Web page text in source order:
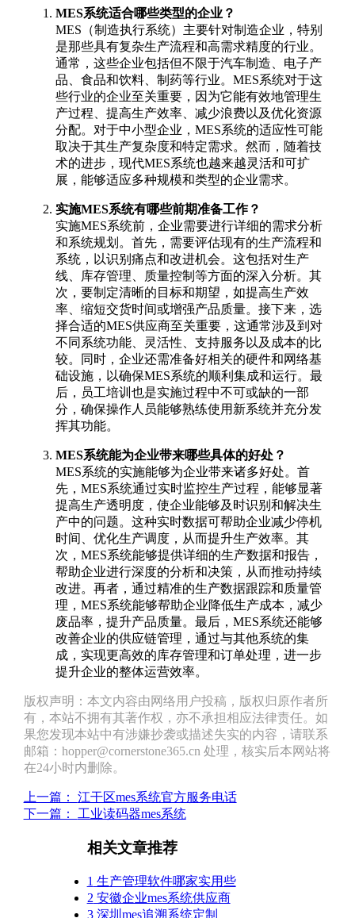
MES系统适合哪些类型的企业？
MES（制造执行系统）主要针对制造企业，特别
是那些具有复杂生产流程和高需求精度的行业。
通常，这些企业包括但不限于汽车制造、电子产
品、食品和饮料、制药等行业。MES系统对于这
些行业的企业至关重要，因为它能有效地管理生
产过程、提高生产效率、减少浪费以及优化资源
分配。对于中小型企业，MES系统的适应性可能
取决于其生产复杂度和特定需求。然而，随着技
术的进步，现代MES系统也越来越灵活和可扩
展，能够适应多种规模和类型的企业需求。
实施MES系统有哪些前期准备工作？
实施MES系统前，企业需要进行详细的需求分析
和系统规划。首先，需要评估现有的生产流程和
系统，以识别痛点和改进机会。这包括对生产
线、库存管理、质量控制等方面的深入分析。其
次，要制定清晰的目标和期望，如提高生产效
率、缩短交货时间或增强产品质量。接下来，选
择合适的MES供应商至关重要，这通常涉及到对
不同系统功能、灵活性、支持服务以及成本的比
较。同时，企业还需准备好相关的硬件和网络基
础设施，以确保MES系统的顺利集成和运行。最
后，员工培训也是实施过程中不可或缺的一部
分，确保操作人员能够熟练使用新系统并充分发
挥其功能。
MES系统能为企业带来哪些具体的好处？
MES系统的实施能够为企业带来诸多好处。首
先，MES系统通过实时监控生产过程，能够显著
提高生产透明度，使企业能够及时识别和解决生
产中的问题。这种实时数据可帮助企业减少停机
时间、优化生产调度，从而提升生产效率。其
次，MES系统能够提供详细的生产数据和报告，
帮助企业进行深度的分析和决策，从而推动持续
改进。再者，通过精准的生产数据跟踪和质量管
理，MES系统能够帮助企业降低生产成本，减少
废品率，提升产品质量。最后，MES系统还能够
改善企业的供应链管理，通过与其他系统的集
成，实现更高效的库存管理和订单处理，进一步
提升企业的整体运营效率。
版权声明：本文内容由网络用户投稿，版权归原作者所
有，本站不拥有其著作权，亦不承担相应法律责任。如
果您发现本站中有涉嫌抄袭或描述失实的内容，请联系
邮箱：hopper@cornerstone365.cn 处理，核实后本网站将
在24小时内删除。
上一篇： 江干区mes系统官方服务电话
下一篇： 工业读码器mes系统
相关文章推荐
1 生产管理软件哪家实用些
2 安徽企业mes系统供应商
3深圳mes追溯系统定制